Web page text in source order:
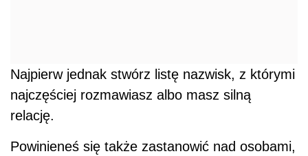
Najpierw jednak stwórz listę nazwisk, z którymi
najczęściej rozmawiasz albo masz silną
relację.
Powinieneś się także zastanowić nad osobami,